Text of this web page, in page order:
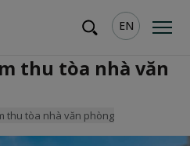
EN
thu tòa nhà văn
thu tòa nhà văn phòng